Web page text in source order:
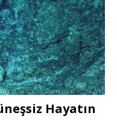
Hayatın